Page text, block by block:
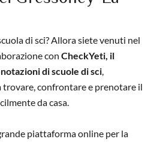
di sci? Allora siete venuti nel
con CheckYeti, il
di scuole di sci,
trovare, confrontare e prenotare il
da casa.
piattaforma online per la